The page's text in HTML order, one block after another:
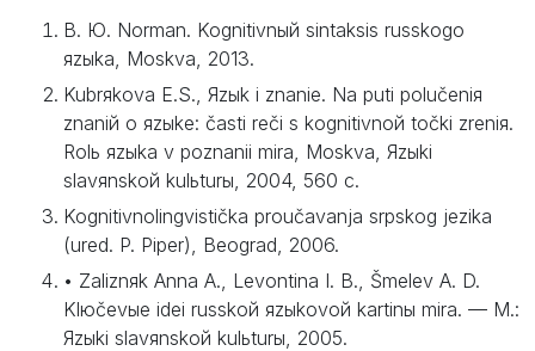
B. Ю. Norman. Kognitivnый sintaksis russkogo
яzыka, Moskva, 2013.
Kubrяkova E.S., Яzыk i znanie. Na puti polučeniя
znaniй o яzыke: časti reči s kognitivnoй točki zreniя.
Rolь яzыka v poznanii mira, Moskva, Яzыki
slavяnskoй kulьturы, 2004, 560 c.
Kognitivnolingvistička proučavanja srpskog jezika
(ured. P. Piper), Beograd, 2006.
• Zaliznяk Anna A., Levontina I. B., Šmelev A. D.
Klюčevыe idei russkoй яzыkovoй kartinы mira. — M.:
Яzыki slavяnskoй kulьturы, 2005.